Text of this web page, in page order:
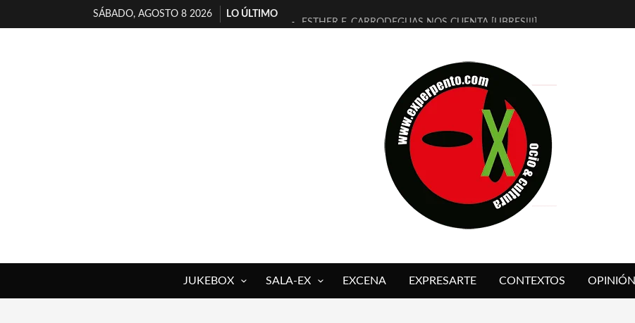
SÁBADO, AGOSTO 8 2026
LO ÚLTIMO
ESTHER F. CARRODEGUAS NOS CUENTA [LIBRES!!!]
[ELECTRA JONDA] DE JUAN GUERRERO ZAMORA
TIMBRE 4, LA ESCUELA DEL DIRECTOR TEATRAL CLAUDIO TOLCACHIR
30 AÑOS (NO ES NADA) DE LA KATARSIS DEL TOMATAZO
MILITARES JUDÍAS EN #EXVITA
D’BALDOMEROS REINVENTAN [BITÁCORA 3.0] EN EXVITA
MARSHALL FLASH PRESENTA EN EXVITA [RELATIVA SENCILLEZ]
JOFRE BARDAGÍ EN EXVITA INTERPRETANDO A SERRAT
JUKEBOX SALA-EX EXCENA EXPRESARTE CONTEXTOS OPINIÓN